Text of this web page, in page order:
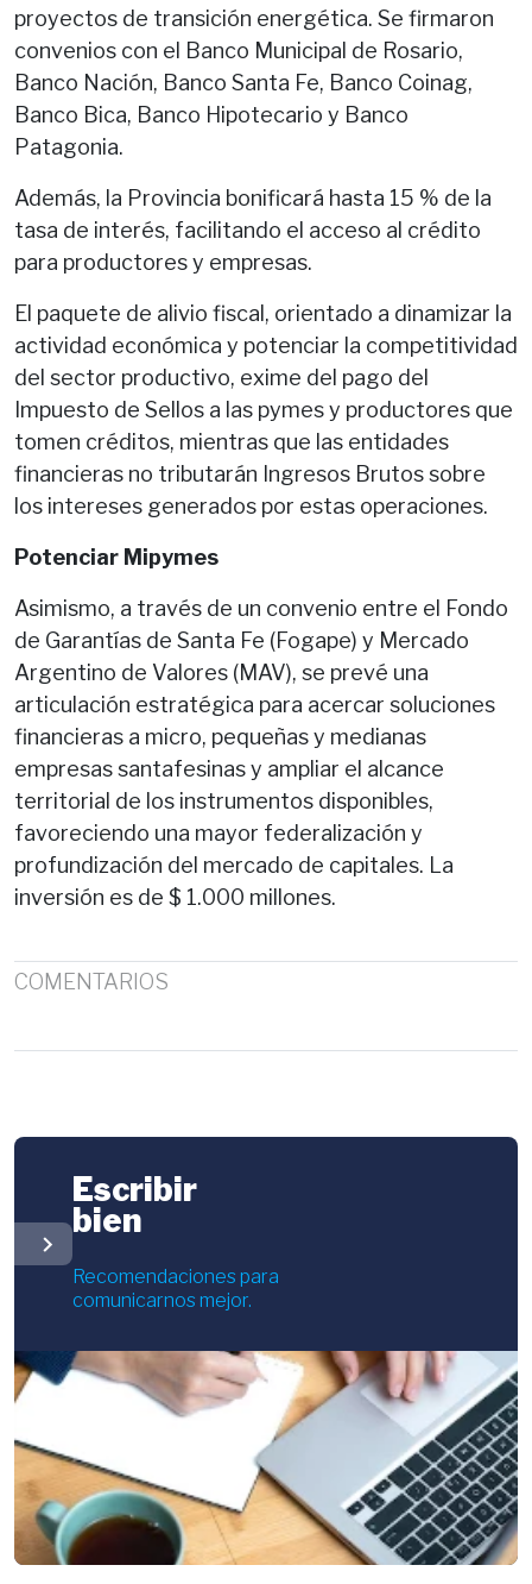
proyectos de transición energética. Se firmaron
convenios con el Banco Municipal de Rosario,
Banco Nación, Banco Santa Fe, Banco Coinag,
Banco Bica, Banco Hipotecario y Banco
Patagonia.
Además, la Provincia bonificará hasta 15 % de la
tasa de interés, facilitando el acceso al crédito
para productores y empresas.
El paquete de alivio fiscal, orientado a dinamizar la
actividad económica y potenciar la competitividad
del sector productivo, exime del pago del
Impuesto de Sellos a las pymes y productores que
tomen créditos, mientras que las entidades
financieras no tributarán Ingresos Brutos sobre
los intereses generados por estas operaciones.
Potenciar Mipymes
Asimismo, a través de un convenio entre el Fondo
de Garantías de Santa Fe (Fogape) y Mercado
Argentino de Valores (MAV), se prevé una
articulación estratégica para acercar soluciones
financieras a micro, pequeñas y medianas
empresas santafesinas y ampliar el alcance
territorial de los instrumentos disponibles,
favoreciendo una mayor federalización y
profundización del mercado de capitales. La
inversión es de $ 1.000 millones.
COMENTARIOS
chevron_right
Escribir
bien
Recomendaciones para
comunicarnos mejor.